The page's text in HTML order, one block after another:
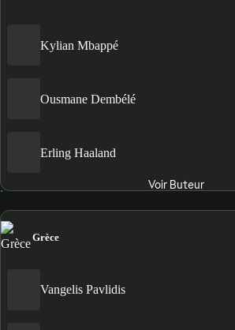
Kylian Mbappé
Ousmane Dembélé
Erling Haaland
Voir Buteur
Grèce
Vangelis Pavlidis